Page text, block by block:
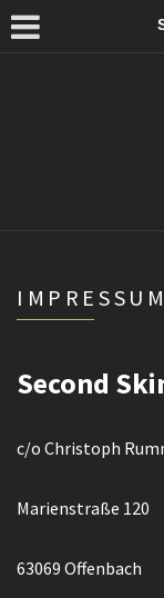
IMPRESSUM
Second
c/o Christoph
Marienstraße 120
63069 Offenbach